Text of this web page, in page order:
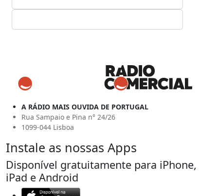
A RÁDIO MAIS OUVIDA DE PORTUGAL
Rua Sampaio e Pina n° 24/26
1099-044 Lisboa
Instale as nossas Apps
Disponível gratuitamente para iPhone,
iPad e Android